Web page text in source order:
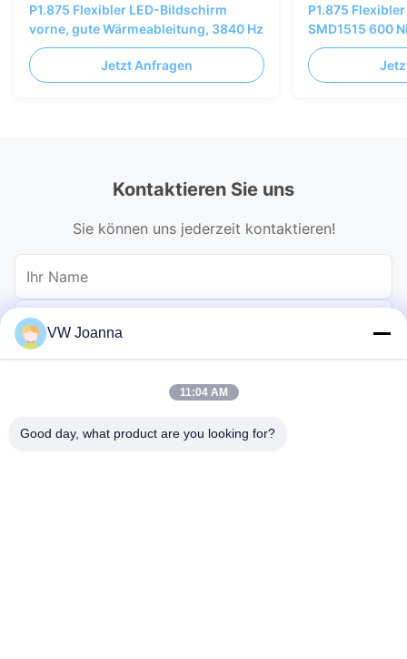
P1.875 Flexibler LED-Bildschirm
vorne, gute Wärmeableitung, 3840 Hz
Jetzt Anfragen
P1.875
SMD1515 600
3840 Hz
Kontaktieren Sie uns
Sie können uns jederzeit kontaktieren!
VW Joanna
11:04 AM
Good day, what product are you looking for?